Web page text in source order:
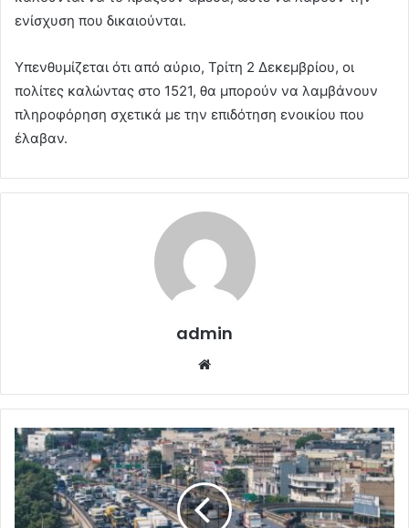
ενίσχυση που δικαιούνται.
Υπενθυμίζεται ότι από αύριο, Τρίτη 2 Δεκεμβρίου, οι
πολίτες καλώντας στο 1521, θα μπορούν να λαμβάνουν
πληροφόρηση σχετικά με την επιδότηση ενοικίου που
έλαβαν.
admin